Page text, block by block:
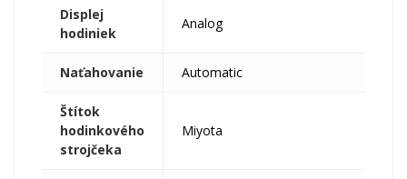
Displej
hodiniek
Analog
Naťahovanie Automatic
Štítok
hodinkového
strojčeka
Miyota